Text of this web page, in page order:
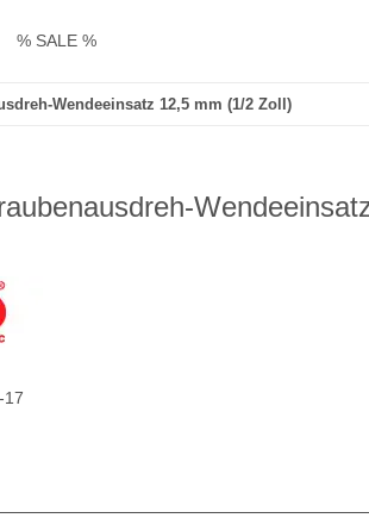
% SALE %
Wendeeinsatz 12,5 mm (1/2 Zoll)
17